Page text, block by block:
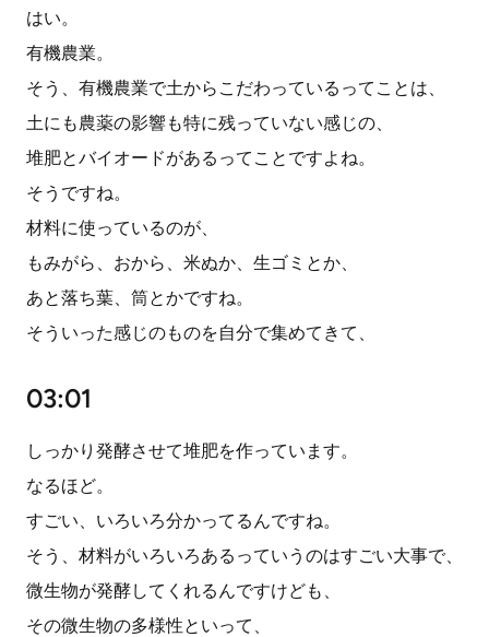
はい。
有機農業。
そう、有機農業で土からこだわっているってことは、
土にも農薬の影響も特に残っていない感じの、
堆肥とバイオードがあるってことですよね。
そうですね。
材料に使っているのが、
もみがら、おから、米ぬか、生ゴミとか、
あと落ち葉、筒とかですね。
そういった感じのものを自分で集めてきて、
03:01
しっかり発酵させて堆肥を作っています。
なるほど。
すごい、いろいろ分かってるんですね。
そう、材料がいろいろあるっていうのはすごい大事で、
微生物が発酵してくれるんですけども、
その微生物の多様性といって、